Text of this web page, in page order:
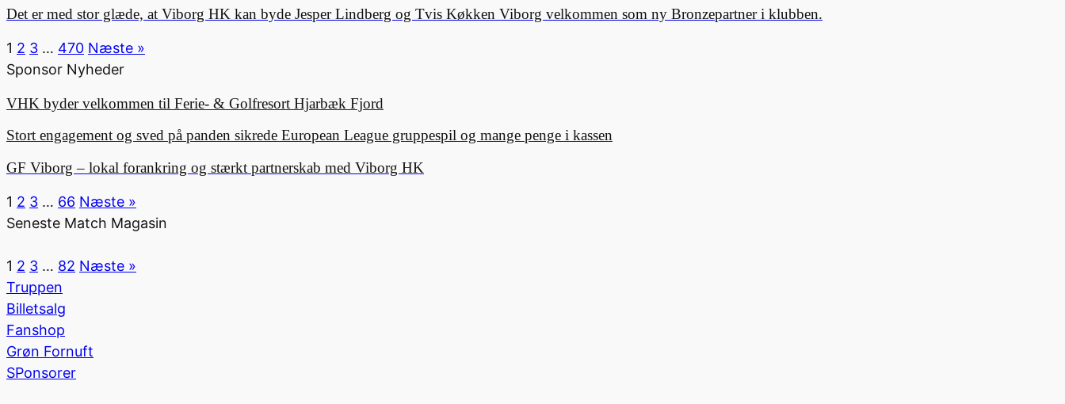
Det er med stor glæde, at Viborg HK kan byde Jesper Lindberg og Tvis Køkken Viborg velkommen som ny Bronzepartner i klubben.
1 2 3 … 470 Næste »
Sponsor Nyheder
VHK byder velkommen til Ferie- & Golfresort Hjarbæk Fjord
Stort engagement og sved på panden sikrede European League gruppespil og mange penge i kassen
GF Viborg – lokal forankring og stærkt partnerskab med Viborg HK
1 2 3 … 66 Næste »
Seneste Match Magasin
1 2 3 … 82 Næste »
Truppen
Billetsalg
Fanshop
Grøn Fornuft
SPonsorer